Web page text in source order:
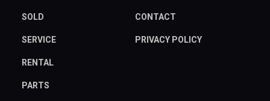
SOLD
SERVICE
RENTAL
PARTS
CONTACT
PRIVACY POLICY